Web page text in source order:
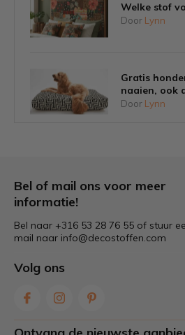
Welke stof
Door Lynn
Gratis
naaien, ook
Door Lynn
Welke stof
tuinkussens?
stap & tips
Bel of mail ons voor meer
informatie!
Bel naar +316 53 28 76 55 of stuur
mail naar info@decostoffen.com
Volg ons